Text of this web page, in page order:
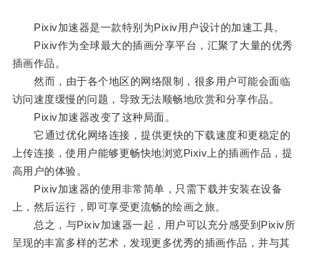
Pixiv加速器是一款特别为Pixiv用户设计的加速工具。
Pixiv作为全球最大的插画分享平台，汇聚了大量的优秀
插画作品。
然而，由于各个地区的网络限制，很多用户可能会面临
访问速度缓慢的问题，导致无法顺畅地欣赏和分享作品。
Pixiv加速器改变了这种局面。
它通过优化网络连接，提供更快的下载速度和更稳定的
上传连接，使用户能够更畅快地浏览Pixiv上的插画作品，提
高用户的体验。
Pixiv加速器的使用非常简单，只需下载并安装在设备
上，然后运行，即可享受更流畅的绘画之旅。
总之，与Pixiv加速器一起，用户可以充分感受到Pixiv所
呈现的丰富多样的艺术，发现更多优秀的插画作品，并与其